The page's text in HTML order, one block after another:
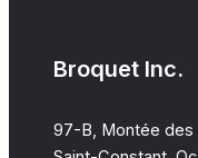
Broquet Inc.
97-B, Montée des